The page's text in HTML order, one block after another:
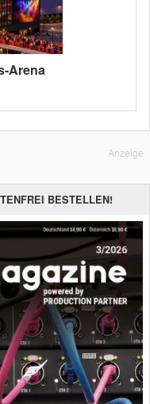
Arena
Anzeige
BESTELLEN!